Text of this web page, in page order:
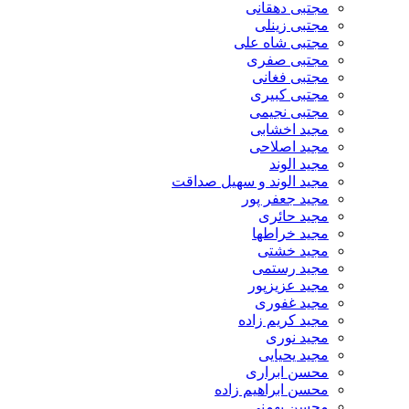
مجتبی دهقانی
مجتبی زینلی
مجتبی شاه علی
مجتبی صفری
مجتبی فغانی
مجتبی کبیری
مجتبی نجیمی
مجید اخشابی
مجید اصلاحی
مجید الوند‎
مجید الوند و سهیل صداقت
مجید جعفر پور
مجید حائری
مجید خراطها
مجید خشتی
مجید رستمی
مجید عزیزپور
مجید غفوری
مجید کریم زاده
مجید نوری
مجید یحیایی
محسن ابراری
محسن ابراهیم زاده